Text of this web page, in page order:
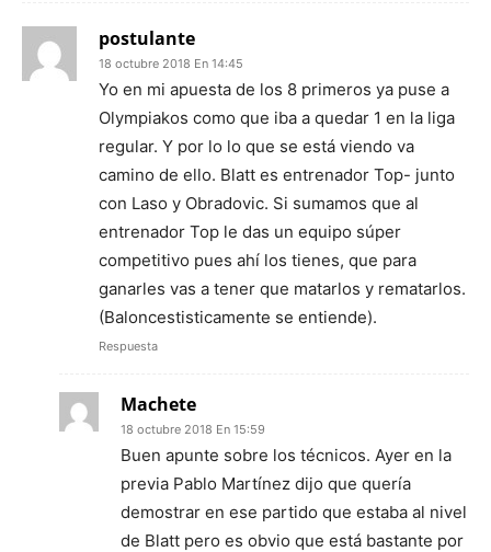
postulante
18 octubre 2018 En 14:45
Yo en mi apuesta de los 8 primeros ya puse a
Olympiakos como que iba a quedar 1 en la liga
regular. Y por lo lo que se está viendo va
camino de ello. Blatt es entrenador Top- junto
con Laso y Obradovic. Si sumamos que al
entrenador Top le das un equipo súper
competitivo pues ahí los tienes, que para
ganarles vas a tener que matarlos y rematarlos.
(Baloncestisticamente se entiende).
Respuesta
Machete
18 octubre 2018 En 15:59
Buen apunte sobre los técnicos. Ayer en la
previa Pablo Martínez dijo que quería
demostrar en ese partido que estaba al nivel
de Blatt pero es obvio que está bastante por